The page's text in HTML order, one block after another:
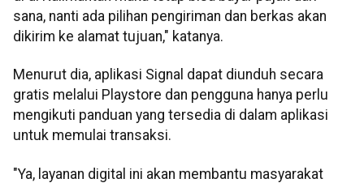
sana, nanti ada pilihan pengiriman dan berkas akan
dikirim ke alamat tujuan," katanya.
Menurut dia, aplikasi Signal dapat diunduh secara
gratis melalui Playstore dan pengguna hanya perlu
mengikuti panduan yang tersedia di dalam aplikasi
untuk memulai transaksi.
"Ya, layanan digital ini akan membantu masyarakat